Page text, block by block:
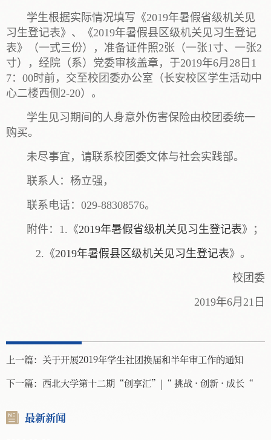
学生根据实际情况填写《2019年暑假省级机关见
习生登记表》、《2019年暑假县区级机关见习生登记
表》（一式三份），准备证件照2张（一张1寸、一张2
寸），经院（系）党委审核盖章，于2019年6月28日1
7：00时前，交至校团委办公室（长安校区学生活动中
心二楼西侧2-20）。
学生见习期间的人身意外伤害保险由校团委统一
购买。
未尽事宜，请联系校团委文体与社会实践部。
联系人：杨立强，
联系电话：029-88308576。
附件：1.《2019年暑假省级机关见习生登记表》；
2.《2019年暑假县区级机关见习生登记表》。
校团委
2019年6月21日
上一篇： 关于开展2019年学生社团换届和半年审工作的通知
下一篇： 西北大学第十二期“创享汇”|“ 挑战 · 创新 · 成长“
最新新闻